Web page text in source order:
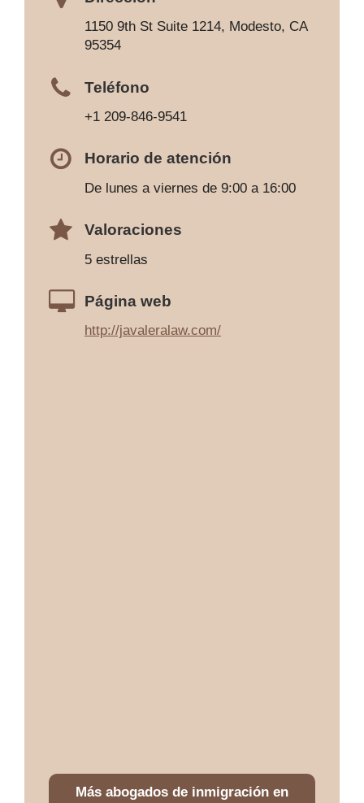
1150 9th St Suite 1214, Modesto, CA
95354
Teléfono
+1 209-846-9541
Horario de atención
De lunes a viernes de 9:00 a 16:00
Valoraciones
5 estrellas
Página web
http://javaleralaw.com/
Más abogados de inmigración en